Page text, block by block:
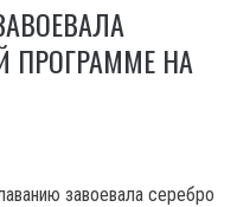
ПРОГРАММЕ НА
завоевала серебро